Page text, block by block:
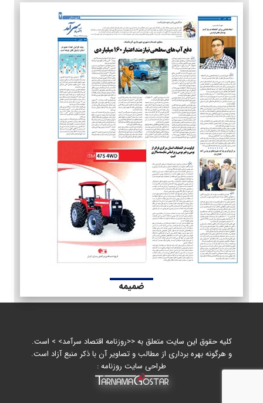
ضمیمه
کلیه حقوق این سایت متعلق به <<روزنامه اقتصاد سرآمد> > است.
و هرگونه بهره برداری از مطالب و تصاویر آن با ذکر منبع آزاد است.
طراحی سایت روزنامه :